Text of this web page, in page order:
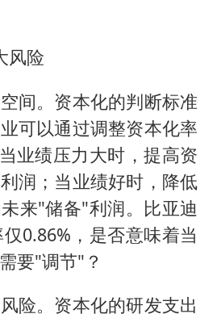
风险
间。资本化的判断标准
可以通过调整资本化率
业绩压力大时，提高资
润；当业绩好时，降低
来"储备"利润。比亚迪
0.86%，是否意味着当
要"调节"？
险。资本化的研发支出